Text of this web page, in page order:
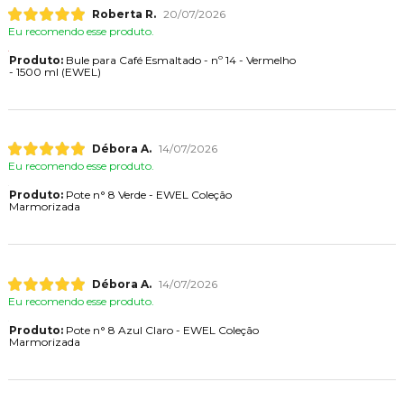
Roberta R. 20/07/2026
Eu recomendo esse produto.
Produto:Bule para Café Esmaltado - nº 14 - Vermelho
- 1500 ml (EWEL)
Débora A. 14/07/2026
Eu recomendo esse produto.
Produto:Pote n° 8 Verde - EWEL Coleção
Marmorizada
Débora A. 14/07/2026
Eu recomendo esse produto.
Produto:Pote n° 8 Azul Claro - EWEL Coleção
Marmorizada